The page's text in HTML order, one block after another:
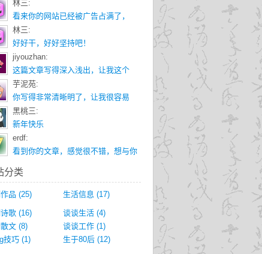
林三:
看来你的网站已经被广告占满了，
林三:
好好干，好好坚持吧！
jiyouzhan:
这篇文章写得深入浅出，让我这个
芋泥苑:
你写得非常清晰明了，让我很容易
黑桃三:
新年快乐
erdf:
看到你的文章，感觉很不错，想与你
分类
品 (25)
歌 (16)
文 (8)
技巧 (1)
生活信息 (17)
谈谈生活 (4)
谈谈工作 (1)
生于80后 (12)